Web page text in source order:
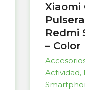
Xiaomi
Redmi
– Color
Actividad,